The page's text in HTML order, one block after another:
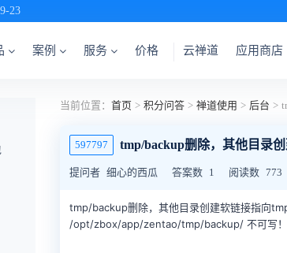
23
案例 服务 价格 云禅道 应用商店
当前位置： 首页 > 积分问答 > 禅道使用 > 后台 >
597797 tmp/backup删除，其他目录
提问者 细心的西瓜 答案数 1 阅读数 773
tmp/backup删除，其他目录创建软链接指向
/opt/zbox/app/zentao/tmp/backup/ 不可写！